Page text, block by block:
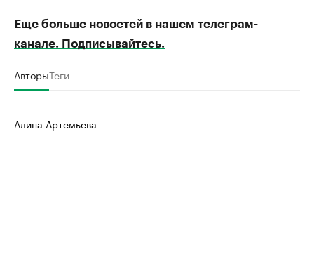
Еще больше новостей в нашем телеграм-
канале. Подписывайтесь.
АвторыТеги
Алина Артемьева